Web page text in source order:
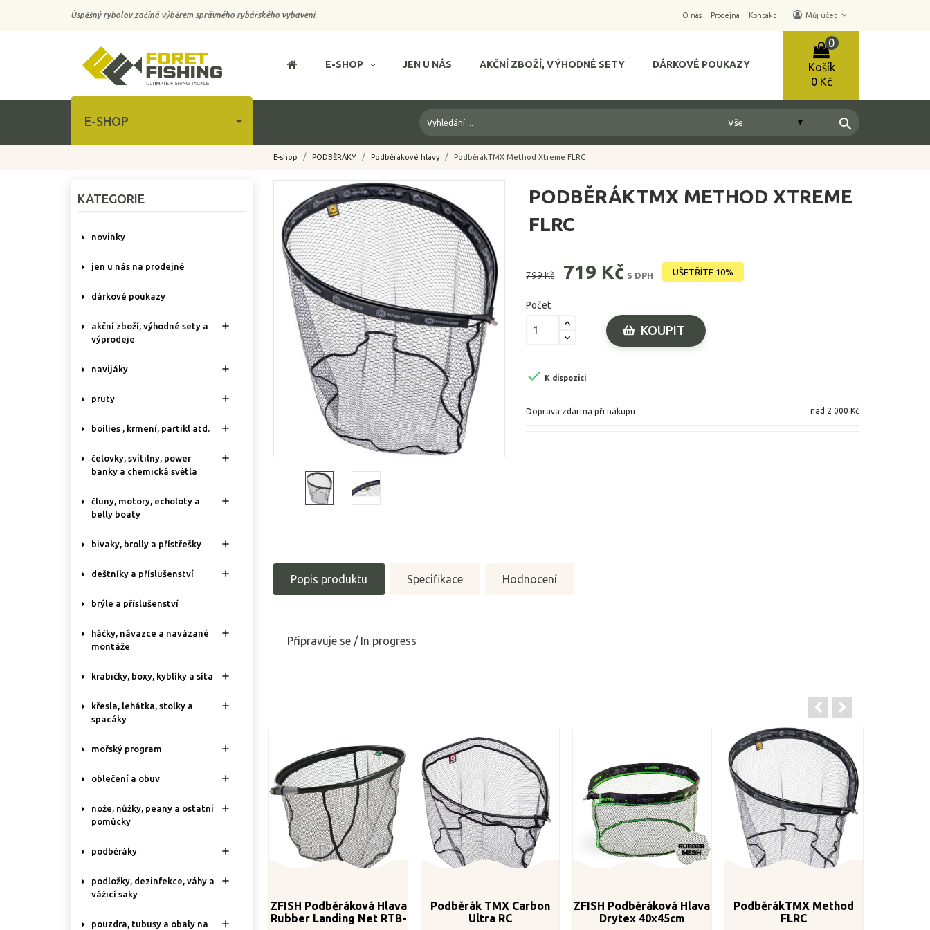
Úspěšný rybolov začíná výběrem správného rybářského vybavení. O nás Prodejna Kontakt Můj účet keyboard_arrow_down
Košík
0
0 Kč
E-SHOP JEN U NÁS AKČNÍ ZBOŽÍ, VÝHODNÉ SETY DÁRKOVÉ POUKAZY
E-SHOP search
E-shop PODBĚRÁKY Podběrákové hlavy PodběrákTMX Method Xtreme FLRC
KATEGORIE
novinky
jen u nás na prodejně
dárkové poukazy
akční zboží, výhodné sety a
výprodeje

navijáky 
pruty 
boilies , krmení, partikl atd. 
čelovky, svítilny, power
banky a chemická světla

čluny, motory, echoloty a
belly boaty

bivaky, brolly a přístřešky 
deštníky a příslušenství 
brýle a příslušenství
háčky, návazce a navázané
montáže

krabičky, boxy, kyblíky a síta 
křesla, lehátka, stolky a
spacáky

mořský program 
oblečení a obuv 
nože, nůžky, peany a ostatní
pomůcky

podběráky 
podložky, dezinfekce, váhy a
vážicí saky

pouzdra, tubusy a obaly na

PODBĚRÁKTMX METHOD XTREME
FLRC
799 Kč 719 Kč S DPH UŠETŘÍTE 10%
Počet
KOUPIT
 K dispozici
Doprava zdarma při nákupu nad 2 000 Kč
Popis produktu Specifikace Hodnocení
Připravuje se / In progress
ZFISH Podběráková Hlava
Rubber Landing Net RTB-
Podběrák TMX Carbon
Ultra RC
ZFISH Podběráková Hlava
Drytex 40x45cm
PodběrákTMX Method
FLRC